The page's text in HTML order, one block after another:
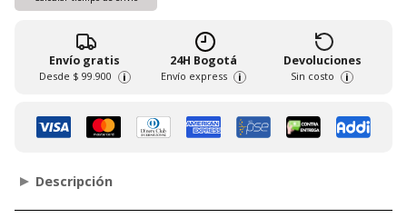
Envío gratis
Desde $ 99.900 i
24H Bogotá
Envío express i
Devoluciones
Sin costo i
Descripción